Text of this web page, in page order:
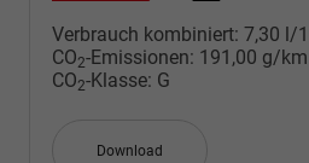
Verbrauch kombiniert: 7,30 l/
CO2-Emissionen: 191,00 g/km
CO2-Klasse: G
Download